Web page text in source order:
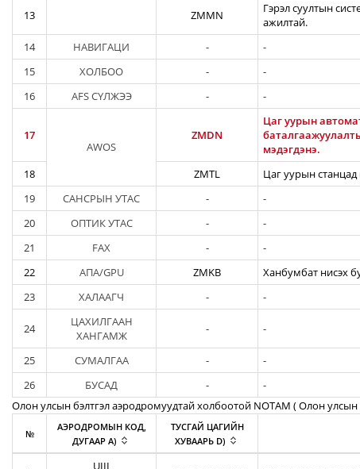
13 ZMMN
Гэрэл суултын
ажилтай.
14 НАВИГАЦИ - -
15
ХОЛБОО - -
16
AFS СҮЛЖЭЭ - -
17
AWOS
ZMDN
Цаг уурын
мэдэгдэнэ.
18 ZMTL Цаг уурын станцад
19
САНСРЫН УТАС - -
20
ОПТИК УТАС - -
21
FAX - -
22
АПА/GPU ZMKB Ханбумбат нисэх
23
ХАЛААГЧ - -
24
ЦАХИЛГААН
ХАНГАМЖ
- -
25 СУМАЛГАА - -
26
БУСАД - -
Олон улсын бэлтгэл аэродромуудтай холбоотой NOTAM ( Oлон улсын
№
АЭРОДРОМЫН КОД,
ДУГААР A)
ТУСГАЙ ЦАГИЙН
ХУВААРЬ D)
UIII